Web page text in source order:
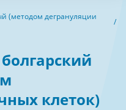
(методом дегрануляции
клеток)